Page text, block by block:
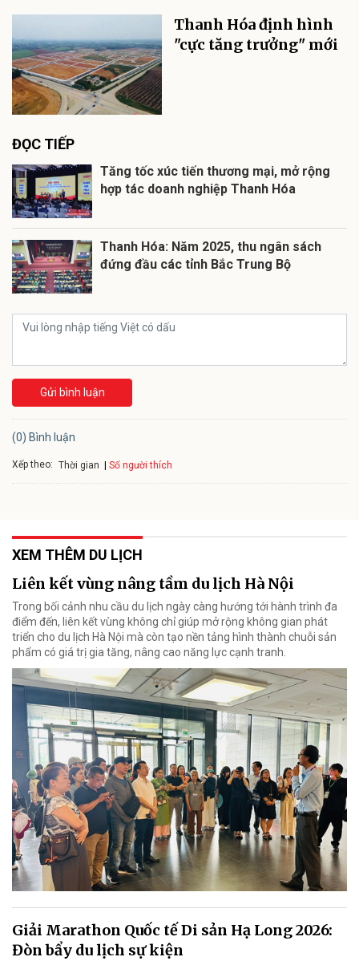
Thanh Hóa định hình
"cực tăng trưởng" mới
ĐỌC TIẾP
Tăng tốc xúc tiến thương mại, mở rộng
hợp tác doanh nghiệp Thanh Hóa
Thanh Hóa: Năm 2025, thu ngân sách
đứng đầu các tỉnh Bắc Trung Bộ
Gửi bình luận
(0) Bình luận
Xếp theo: Thời gian Số người thích
XEM THÊM DU LỊCH
Liên kết vùng nâng tầm du lịch Hà Nội
Trong bối cảnh nhu cầu du lịch ngày càng hướng tới hành trình đa
điểm đến, liên kết vùng không chỉ giúp mở rộng không gian phát
triển cho du lịch Hà Nội mà còn tạo nền tảng hình thành chuỗi sản
phẩm có giá trị gia tăng, nâng cao năng lực cạnh tranh.
Giải Marathon Quốc tế Di sản Hạ Long 2026:
Đòn bẩy du lịch sự kiện